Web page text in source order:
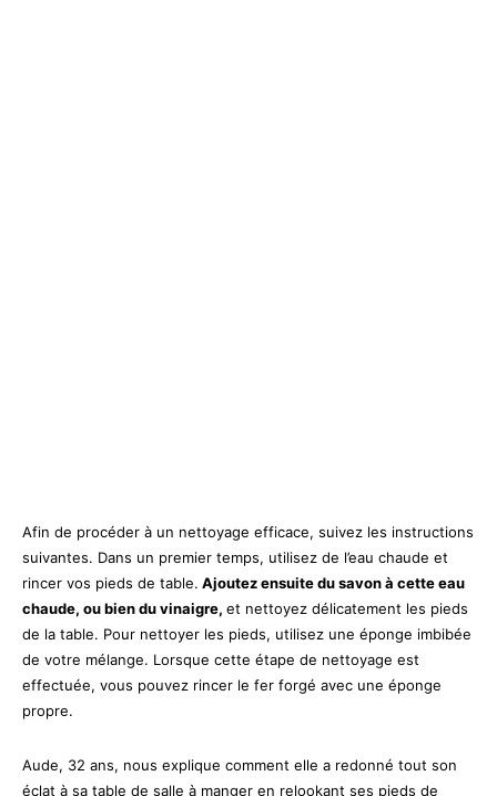
Afin de procéder à un nettoyage efficace, suivez les instructions
suivantes. Dans un premier temps, utilisez de l’eau chaude et
rincer vos pieds de table. Ajoutez ensuite du savon à cette eau
chaude, ou bien du vinaigre, et nettoyez délicatement les pieds
de la table. Pour nettoyer les pieds, utilisez une éponge imbibée
de votre mélange. Lorsque cette étape de nettoyage est
effectuée, vous pouvez rincer le fer forgé avec une éponge
propre.
Aude, 32 ans, nous explique comment elle a redonné tout son
éclat à sa table de salle à manger en relookant ses pieds de